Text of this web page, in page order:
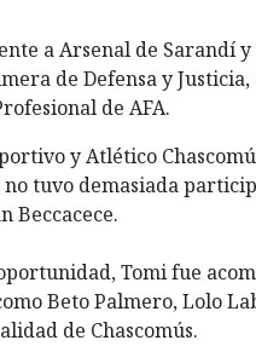
a Arsenal de Sarandí
de Defensa y
de AFA.
y Atlético
tuvo demasiada
Beccacece.
Tomi fue
Beto Palmero, Lolo
de Chascomús.